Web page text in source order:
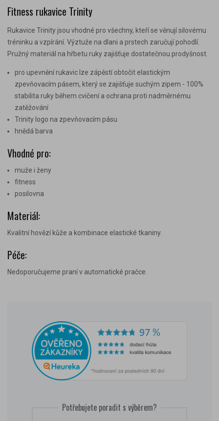
Fitness rukavice Trinity
Rukavice Trinity jsou vhodné pro všechny, kteří se věnují silovému
tréninku a vzpírání. Výztuže na dlani a prstech zaručují pohodlí.
Pružný materiál na hřbetu ruky zajišťuje dostatečnou prodyšnost.
pro upevnění rukavic lze zápěstí obtočit elastickým
zpevňovacím pásem, který se zajišťuje suchým zipem - 100%
stabilita ruky během cvičení a ochrana proti nadměrnému
zatěžování
Trinity logo na zpevňovacím pásu
hnědá barva
Vhodné pro:
muže i ženy
fitness
posilovna
Materiál:
Kvalitní hovězí kůže a kombinace elastické tkaniny.
Péče:
Nedoporučujeme praní v automatické pračce.
Potřebujete poradit s výběrem?